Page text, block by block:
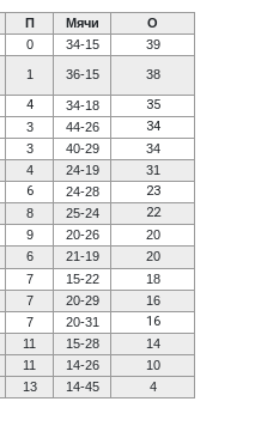
П Мячи
О
0 34-15 39
1 36-15 38
4 34-18 35
3 44-26 34
3 40-29
34
4 24-19
31
6 24-28 23
8 25-24 22
9 20-26
20
6 21-19
20
7 15-22
18
7 20-29
16
7 20-31 16
11 15-28
14
11 14-26
10
13 14-45 4